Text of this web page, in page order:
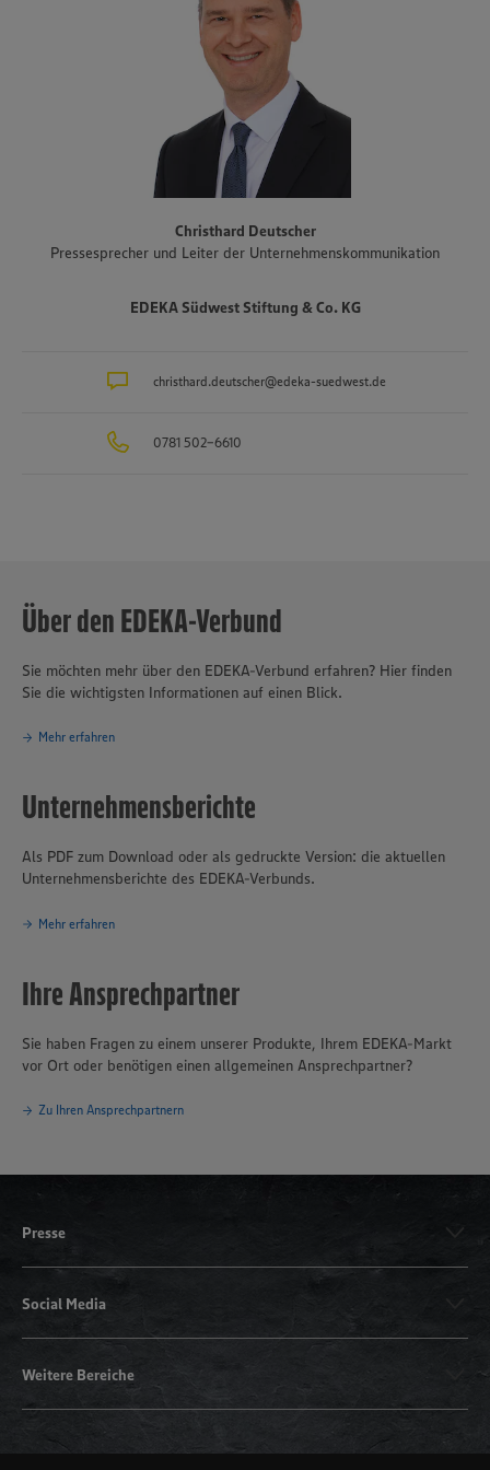
Schinken und geräucherte Produkte, die Bäckereigruppe Backkultur,
der Mineralbrunnen Schwarzwald-Sprudel, der Ortenauer
Weinkeller und der Fischwarenspezialist Frischkost. Einer der
Schwerpunkte des Sortiments der Märkte liegt auf Produkten aus
der Region. Im Rahmen der Regionalmarke „Unsere Heimat“
arbeitet EDEKA Südwest beispielsweise mit mehr als 1.500
Erzeugern und Lieferanten aus Bundesländern des Vertriebsgebiets
zusammen. Eine Auswahl an Partnerbetrieben der regionalen
Landwirtschaft im Überblick gibt es unter
Unternehmensverbund, inklusive des selbständigen Einzelhandels,
ist mit rund 47.000 Mitarbeitenden, darunter etwa 3.400
Arbeitgeber und Ausbilder in der Region. Insgesamt etwa 10.000
Mitarbeitende arbeiten an den Bedientheken für Fleisch und Wurst
Christhard Deutscher
Pressesprecher und Leiter der Unternehmenskommunikation
EDEKA Südwest Stiftung & Co. KG
christhard.deutscher@edeka-suedwest.de
0781 502-6610
Über den EDEKA-Verbund
Sie möchten mehr über den EDEKA-Verbund erfahren? Hier finden
Sie die wichtigsten Informationen auf einen Blick.
Mehr erfahren
Unternehmensberichte
Als PDF zum Download oder als gedruckte Version: die aktuellen
Unternehmensberichte des EDEKA-Verbunds.
Mehr erfahren
Ihre Ansprechpartner
Sie haben Fragen zu einem unserer Produkte, Ihrem EDEKA-Markt
vor Ort oder benötigen einen allgemeinen Ansprechpartner?
Zu Ihren Ansprechpartnern
Presse
Social Media
Weitere Bereiche